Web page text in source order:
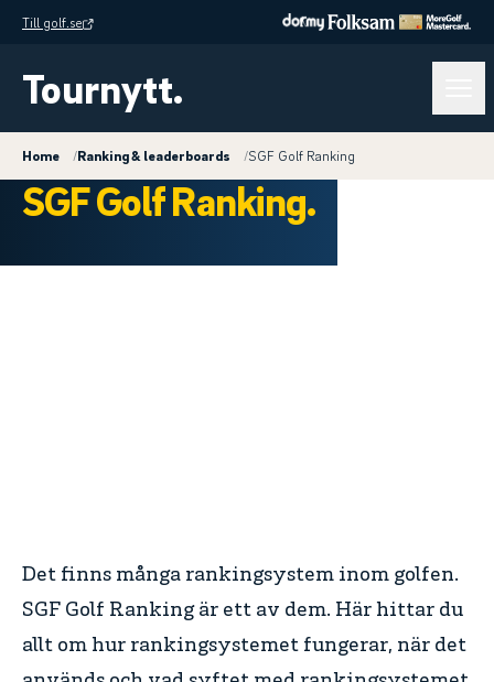
Till golf.se
Tournytt.
Home /Ranking & leaderboards /SGF Golf Ranking
SGF Golf Ranking.
Det finns många rankingsystem inom golfen.
SGF Golf Ranking är ett av dem. Här hittar du
allt om hur rankingsystemet fungerar, när det